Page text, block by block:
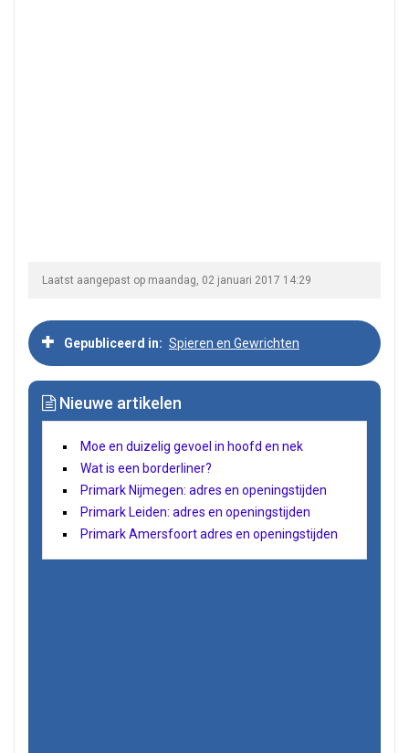
Laatst aangepast op maandag, 02 januari 2017 14:29
Gepubliceerd in Spieren en Gewrichten
Nieuwe artikelen
Moe en duizelig gevoel in hoofd en nek
Wat is een borderliner?
Primark Nijmegen: adres en openingstijden
Primark Leiden: adres en openingstijden
Primark Amersfoort adres en openingstijden